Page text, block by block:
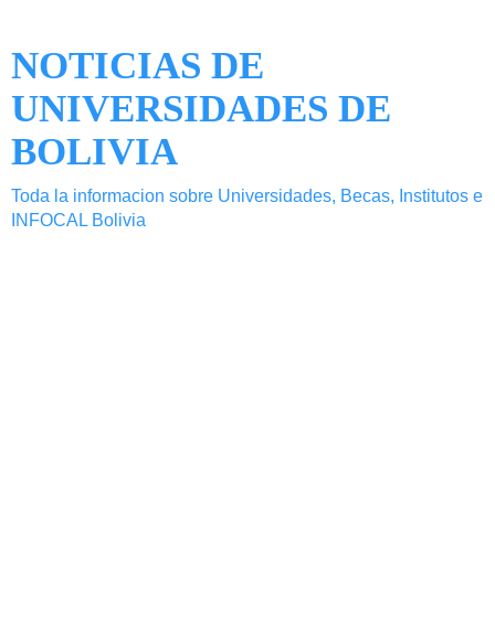
NOTICIAS DE
UNIVERSIDADES DE
BOLIVIA
Toda la informacion sobre Universidades, Becas, Institutos e
INFOCAL Bolivia